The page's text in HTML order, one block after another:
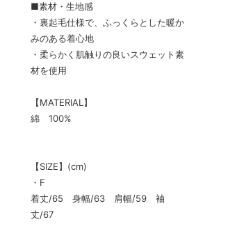
■素材・生地感
・裏起毛仕様で、ふっくらとした暖か
みのある着心地
・柔らかく肌触りの良いスウェット素
材を使用
【MATERIAL】
綿 100%
【SIZE】(cm)
・F
着丈/65 身幅/63 肩幅/59 袖
丈/67